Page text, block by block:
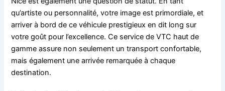
qu’artiste ou personnalité, votre image est primordiale, et
arriver à bord de ce véhicule prestigieux en dit long sur
votre goût pour l’excellence. Ce service de VTC haut de
gamme assure non seulement un transport confortable,
mais également une arrivée remarquée à chaque
destination.